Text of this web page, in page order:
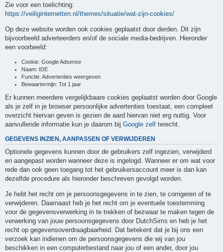
Zie voor een toelichting:
https://veiliginternetten.nl/themes/situatie/wat-zijn-cookies/
Op deze website worden ook cookies geplaatst door derden. Dit zijn
bijvoorbeeld adverteerders en/of de sociale media-bedrijven. Hieronder
een voorbeeld:
Cookie: Google Adsense
Naam: IDE
Functie: Advertenties weergeven
Bewaartermijn: Tot 1 jaar
Er kunnen meerdere vergelijkbaare cookies geplaatst worden door Google
als je zelf in je browser persoonlijke advertenties toestaat, een compleet
overzicht hiervan geven is gezien de aard hiervan niet erg nuttig. Voor
aanvullende informatie kun je daarom bij Google zelf terecht.
GEGEVENS INZIEN, AANPASSEN OF VERWIJDEREN
Optionele gegevens kunnen door de gebruikers zelf ingezien, verwijderd
en aangepast worden wanneer deze is ingelogd. Wanneer er om wat voor
rede dan ook geen toegang tot het gebruikersaccount meer is dan kan
dezelfde procedure als hieronder beschreven gevolgd worden.
Je hebt het recht om je persoonsgegevens in te zien, te corrigeren of te
verwijderen. Daarnaast heb je het recht om je eventuele toestemming
voor de gegevensverwerking in te trekken of bezwaar te maken tegen de
verwerking van jouw persoonsgegevens door DutchSims en heb je het
recht op gegevensoverdraagbaarheid. Dat betekent dat je bij ons een
verzoek kan indienen om de persoonsgegevens die wij van jou
beschikken in een computerbestand naar jou of een ander, door jou